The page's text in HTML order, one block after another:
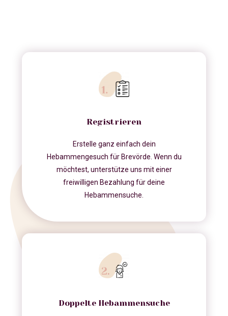
Registrieren
Erstelle ganz einfach dein
Hebammengesuch für Brevörde. Wenn du
möchtest, unterstütze uns mit einer
freiwilligen Bezahlung für deine
Hebammensuche.
Doppelte Hebammensuche